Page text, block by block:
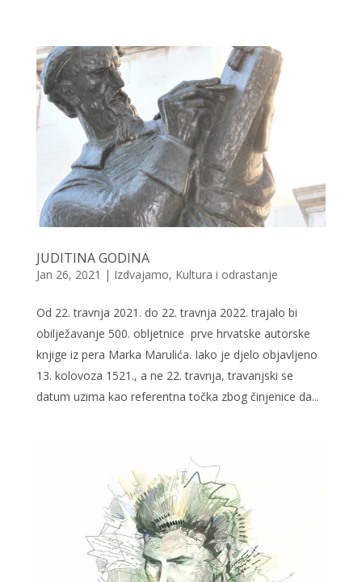
JUDITINA GODINA
Jan 26, 2021 | Izdvajamo, Kultura i odrastanje
Od 22. travnja 2021. do 22. travnja 2022. trajalo bi
obilježavanje 500. obljetnice prve hrvatske autorske
knjige iz pera Marka Marulića. Iako je djelo objavljeno
13. kolovoza 1521., a ne 22. travnja, travanjski se
datum uzima kao referentna točka zbog činjenice da...